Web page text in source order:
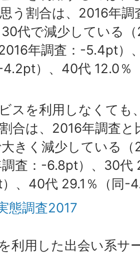
う割合は、2016年調
代で減少している
年調査：-5.4pt）
）、40代 12.0％
ビスを利用しなくても
合は、2016年調査と
きく減少している（
調査：-6.8pt）、30代
）、40代 29.1％（同-
態調査2017
利用した出会い系サ